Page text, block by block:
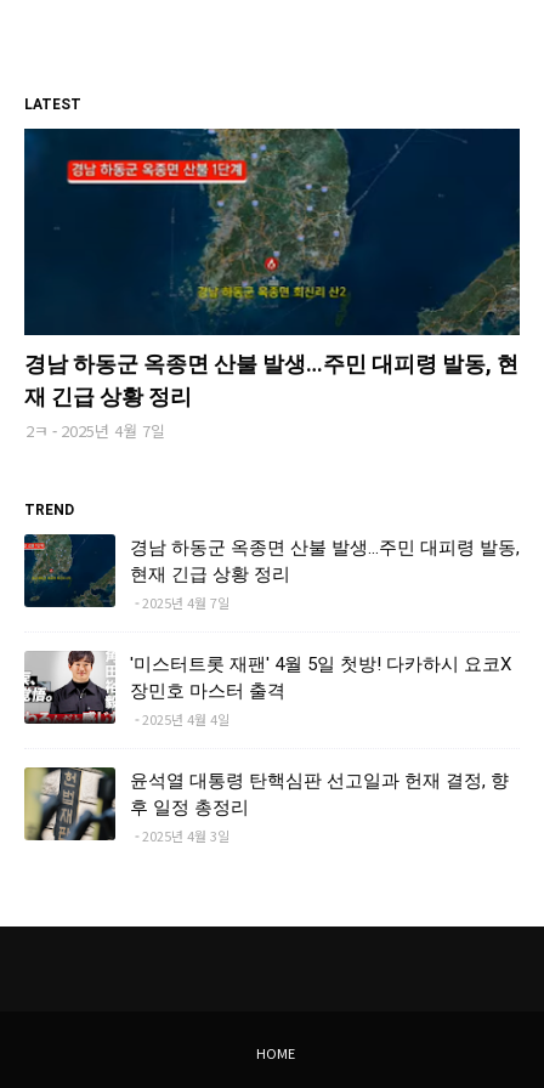
LATEST
경남 하동군 옥종면 산불 발생…주민 대피령 발동, 현
재 긴급 상황 정리
2ㅋ 2025년 4월 7일
TREND
경남 하동군 옥종면 산불 발생…주민 대피령 발동,
현재 긴급 상황 정리
2025년 4월 7일
'미스터트롯 재팬' 4월 5일 첫방! 다카하시 요코X
장민호 마스터 출격
2025년 4월 4일
윤석열 대통령 탄핵심판 선고일과 헌재 결정, 향
후 일정 총정리
2025년 4월 3일
HOME